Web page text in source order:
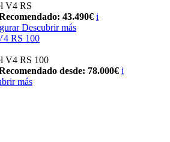
V4 RS
43.490€ i
Descubrir más
RS 100
V4 RS 100
desde: 78.000€ i
más